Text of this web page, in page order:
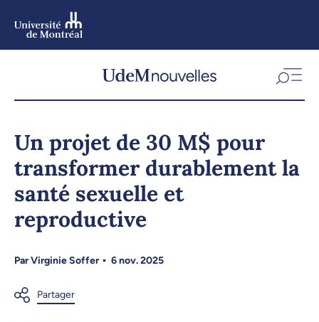
Un projet de 30 M$ pour
transformer durablement la
santé sexuelle et
reproductive
ParVirginie Soffer 6 nov. 2025